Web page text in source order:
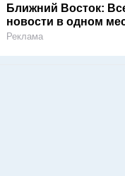
Ближний Восток:
новости в одном
Реклама